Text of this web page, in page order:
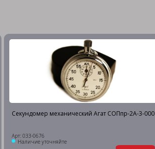
Секундомер механический Агат СОПпр-2А-3-000
Арт: 033-0676
Наличие уточняйте